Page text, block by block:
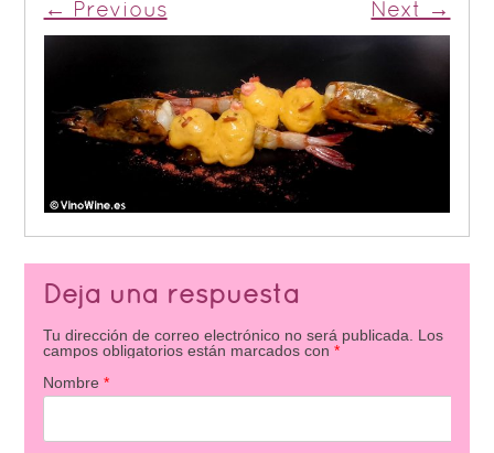
← Previous Next →
Deja una respuesta
Tu dirección de correo electrónico no será publicada.
Los
campos obligatorios están marcados con *
Nombre *